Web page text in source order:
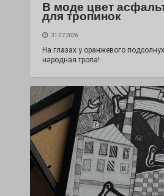
В моде цвет
для тропинок
31.07.2026
На глазах у оранжевого
народная тропа!